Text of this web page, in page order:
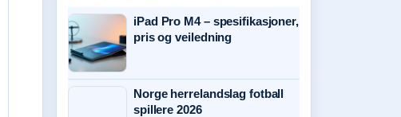
iPad Pro M4 – spesifikasjoner,
pris og veiledning
Norge herrelandslag fotball
spillere 2026